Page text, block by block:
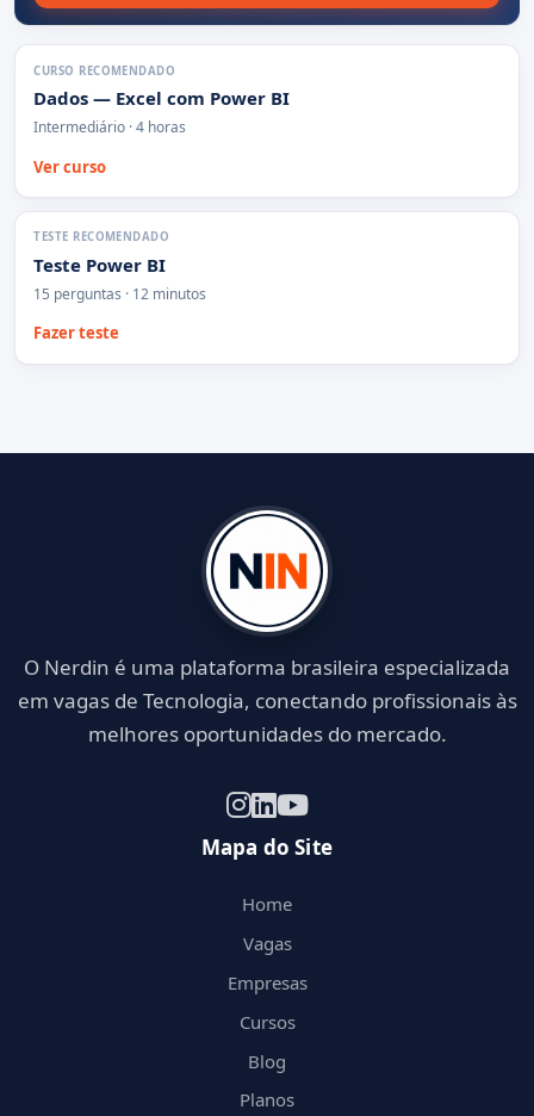
CURSO RECOMENDADO
Dados — Excel com Power BI
Intermediário · 4 horas
Ver curso
TESTE RECOMENDADO
Teste Power BI
15 perguntas · 12 minutos
Fazer teste
O Nerdin é uma plataforma brasileira especializada
em vagas de Tecnologia, conectando profissionais às
melhores oportunidades do mercado.
Mapa do Site
Home
Vagas
Empresas
Cursos
Blog
Planos